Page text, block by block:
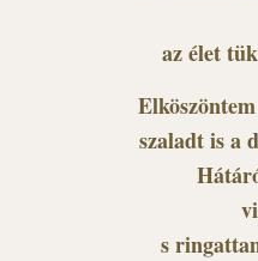
az élet
szaladt is a
s